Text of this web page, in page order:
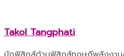
Takol Tangphati